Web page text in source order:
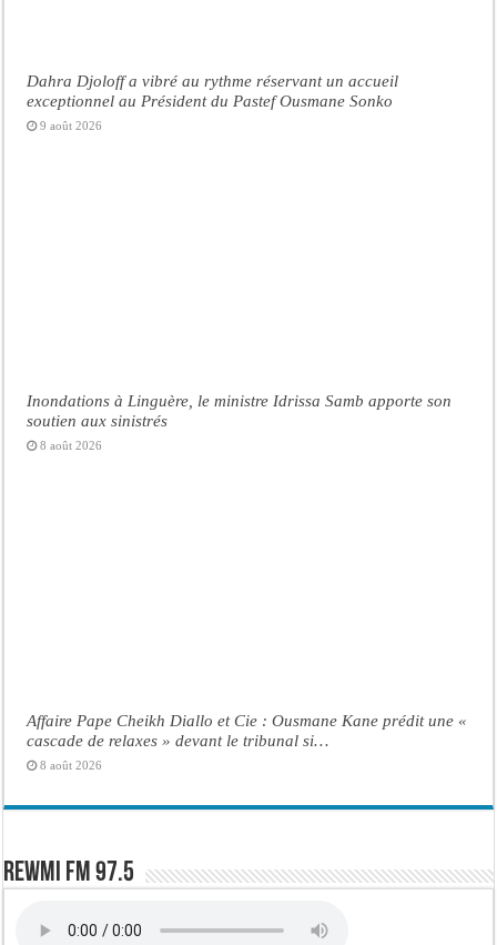
Dahra Djoloff a vibré au rythme réservant un accueil
exceptionnel au Président du Pastef Ousmane Sonko
9 août 2026
Inondations à Linguère, le ministre Idrissa Samb apporte son
soutien aux sinistrés
8 août 2026
Affaire Pape Cheikh Diallo et Cie : Ousmane Kane prédit une «
cascade de relaxes » devant le tribunal si…
8 août 2026
Rewmi FM 97.5